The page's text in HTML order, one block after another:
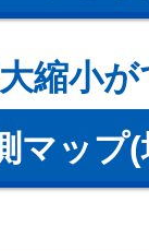
縮小
マップ